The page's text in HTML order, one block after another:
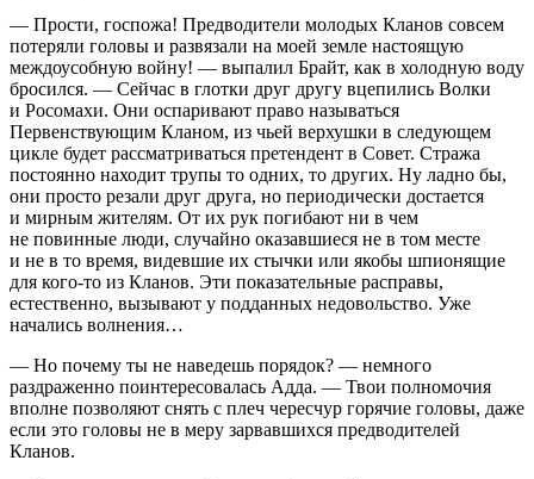
— Прости, госпожа! Предводители молодых Кланов совсем
потеряли головы и развязали на моей земле настоящую
междоусобную войну! — выпалил Брайт, как в холодную воду
бросился. — Сейчас в глотки друг другу вцепились Волки
и Росомахи. Они оспаривают право называться
Первенствующим Кланом, из чьей верхушки в следующем
цикле будет рассматриваться претендент в Совет. Стража
постоянно находит трупы то одних, то других. Ну ладно бы,
они просто резали друг друга, но периодически достается
и мирным жителям. От их рук погибают ни в чем
не повинные люди, случайно оказавшиеся не в том месте
и не в то время, видевшие их стычки или якобы шпионящие
для кого-то из Кланов. Эти показательные расправы,
естественно, вызывают у подданных недовольство. Уже
начались волнения…
— Но почему ты не наведешь порядок? — немного
раздраженно поинтересовалась Адда. — Твои полномочия
вполне позволяют снять с плеч чересчур горячие головы, даже
если это головы не в меру зарвавшихся предводителей
Кланов.